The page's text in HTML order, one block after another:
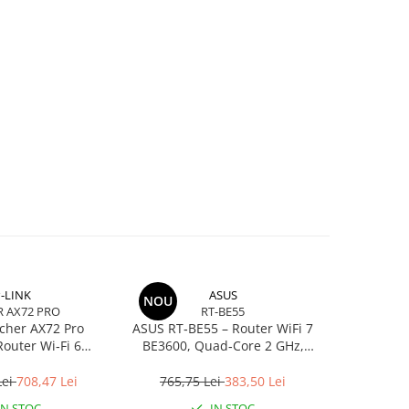
LINK
AX72 PRO
AX72 Pro
Wi‑Fi 6
2.5Gbps
708,47 Lei
NOU
ASUS
RT-BE55
ASUS RT‑BE55 – Router WiFi 7
BE3600, Quad‑Core 2 GHz,
765,75 Lei383,50 Lei